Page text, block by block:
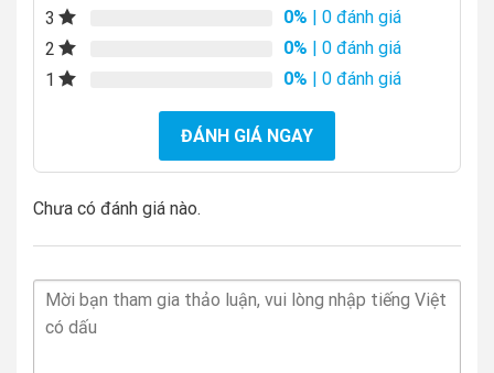
3
0% | 0 đánh giá
2
0% | 0 đánh giá
1
0% | 0 đánh giá
ĐÁNH GIÁ NGAY
Chưa có đánh giá nào.